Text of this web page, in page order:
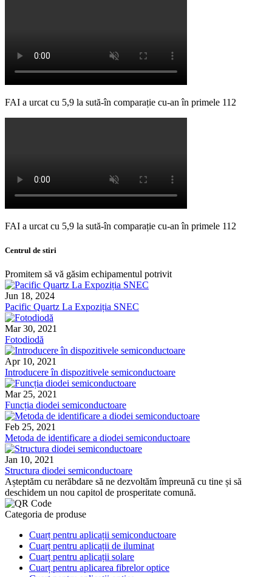
FAI a urcat cu 5,9 la sută-în comparație cu-an în primele 112
FAI a urcat cu 5,9 la sută-în comparație cu-an în primele 112
Centrul de stiri
Promitem să vă găsim echipamentul potrivit
Jun 18, 2024
Pacific Quartz La Expoziția SNEC
Mar 30, 2021
Fotodiodă
Apr 10, 2021
Introducere în dispozitivele semiconductoare
Mar 25, 2021
Funcția diodei semiconductoare
Feb 25, 2021
Metoda de identificare a diodei semiconductoare
Jan 10, 2021
Structura diodei semiconductoare
Așteptăm cu nerăbdare să ne dezvoltăm împreună cu tine și să
deschidem un nou capitol de prosperitate comună.
Categoria de produse
Cuarț pentru aplicații semiconductoare
Cuarț pentru aplicații de iluminat
Cuarț pentru aplicații solare
Cuarț pentru aplicarea fibrelor optice